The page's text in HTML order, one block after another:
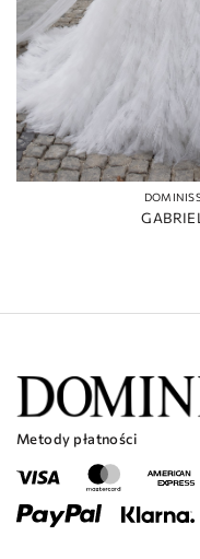
GABRIEL
Metody płatności